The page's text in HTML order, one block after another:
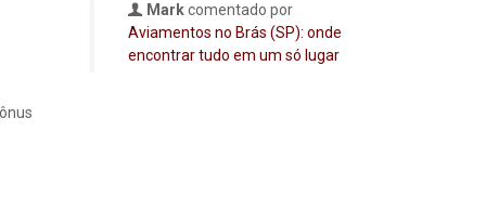
Markcomentado por
Aviamentos no Brás (SP): onde
encontrar tudo em um só lugar